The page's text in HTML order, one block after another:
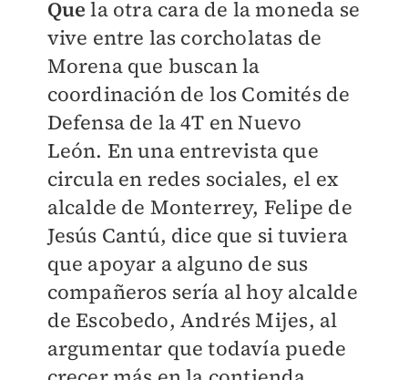
Que la otra cara de la moneda se
vive entre las corcholatas de
Morena que buscan la
coordinación de los Comités de
Defensa de la 4T en Nuevo
León. En una entrevista que
circula en redes sociales, el ex
alcalde de Monterrey, Felipe de
Jesús Cantú, dice que si tuviera
que apoyar a alguno de sus
compañeros sería al hoy alcalde
de Escobedo, Andrés Mijes, al
argumentar que todavía puede